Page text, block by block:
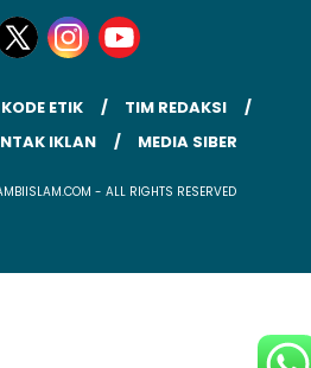
KODE ETIK
TIM REDAKSI
IKLAN MEDIA SIBER
- ALL RIGHTS RESERVED